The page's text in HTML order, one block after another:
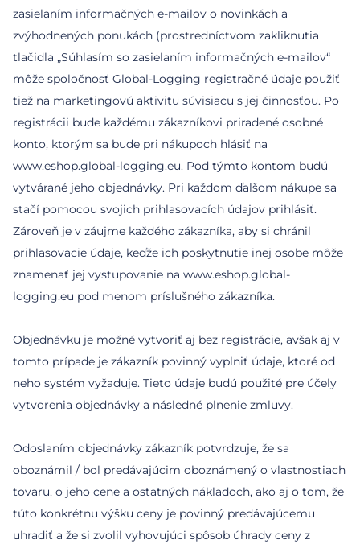
zasielaním informačných e-mailov o novinkách a
zvýhodnených ponukách (prostredníctvom zakliknutia
tlačidla „Súhlasím so zasielaním informačných e-mailov“
môže spoločnosť Global-Logging registračné údaje použiť
tiež na marketingovú aktivitu súvisiacu s jej činnosťou. Po
registrácii bude každému zákazníkovi priradené osobné
konto, ktorým sa bude pri nákupoch hlásiť na
www.eshop.global-logging.eu. Pod týmto kontom budú
vytvárané jeho objednávky. Pri každom ďalšom nákupe sa
stačí pomocou svojich prihlasovacích údajov prihlásiť.
Zároveň je v záujme každého zákazníka, aby si chránil
prihlasovacie údaje, keďže ich poskytnutie inej osobe môže
znamenať jej vystupovanie na www.eshop.global-
logging.eu pod menom príslušného zákazníka.
Objednávku je možné vytvoriť aj bez registrácie, avšak aj v
tomto prípade je zákazník povinný vyplniť údaje, ktoré od
neho systém vyžaduje. Tieto údaje budú použité pre účely
vytvorenia objednávky a následné plnenie zmluvy.
Odoslaním objednávky zákazník potvrdzuje, že sa
oboznámil / bol predávajúcim oboznámený o vlastnostiach
tovaru, o jeho cene a ostatných nákladoch, ako aj o tom, že
túto konkrétnu výšku ceny je povinný predávajúcemu
uhradiť a že si zvolil vyhovujúci spôsob úhrady ceny z